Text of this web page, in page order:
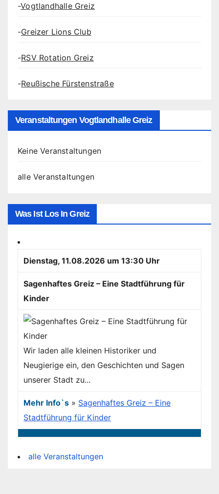
-Vogtlandhalle Greiz
-Greizer Lions Club
-RSV Rotation Greiz
-Reußische Fürstenstraße
Veranstaltungen Vogtlandhalle Greiz
Keine Veranstaltungen
alle Veranstaltungen
Was Ist Los In Greiz
Dienstag, 11.08.2026 um 13:30 Uhr
Sagenhaftes Greiz – Eine Stadtführung für
Kinder
Wir laden alle kleinen Historiker und
Neugierige ein, den Geschichten und Sagen
unserer Stadt zu...
Mehr Info`s » Sagenhaftes Greiz – Eine
Stadtführung für Kinder
alle Veranstaltungen